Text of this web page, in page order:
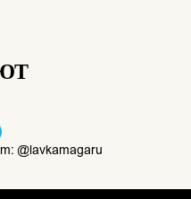
@lavkamagaru